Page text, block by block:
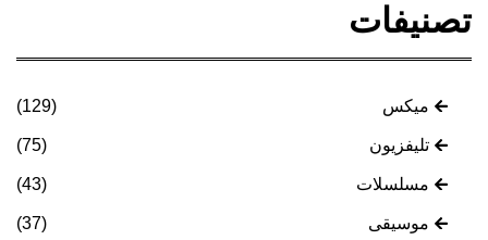
تصنيفات
ميكس (129)
تليفزيون (75)
مسلسلات (43)
موسيقى (37)